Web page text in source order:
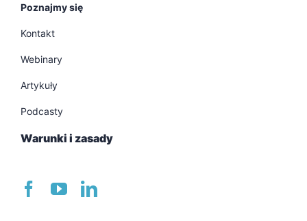
Poznajmy się
Kontakt
Webinary
Artykuły
Podcasty
Warunki i zasady